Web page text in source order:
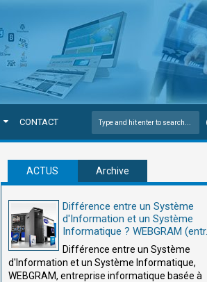
CONTACT
ACTUS Archive
Différence entre un Système
d'Information et un Système
Informatique ? WEBGRAM (entr...
Différence entre un Système
d'Information et un Système Informatique,
WEBGRAM, entreprise informatique basée à